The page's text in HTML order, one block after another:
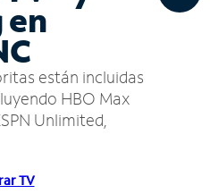
en
están incluidas
HBO Max
Unlimited,
TV